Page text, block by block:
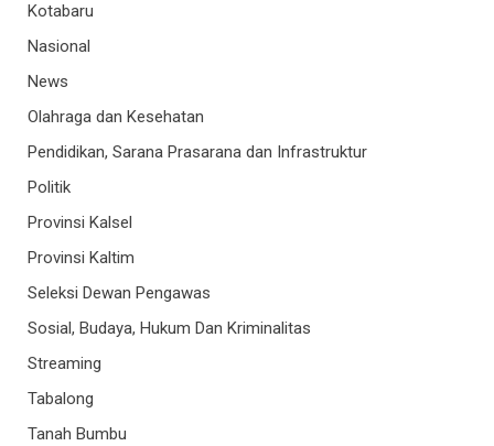
Kotabaru
Nasional
News
Olahraga dan Kesehatan
Pendidikan, Sarana Prasarana dan Infrastruktur
Politik
Provinsi Kalsel
Provinsi Kaltim
Seleksi Dewan Pengawas
Sosial, Budaya, Hukum Dan Kriminalitas
Streaming
Tabalong
Tanah Bumbu